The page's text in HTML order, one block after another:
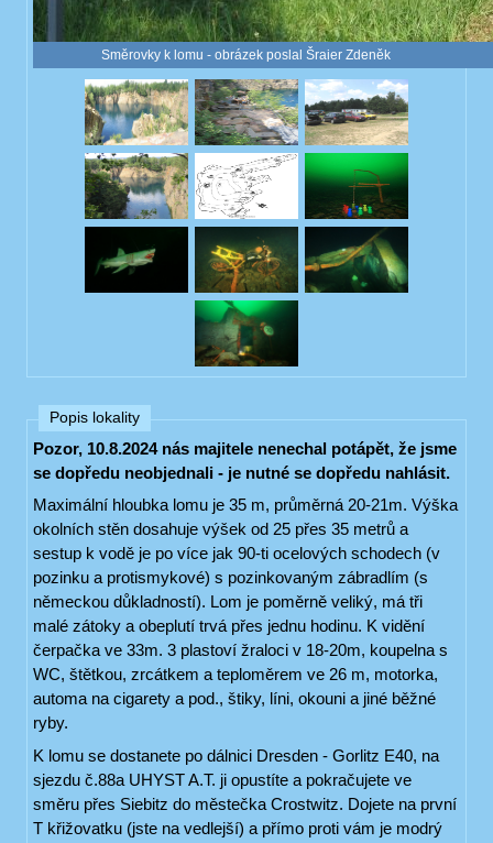
Směrovky k lomu - obrázek poslal Šraier Zdeněk
Popis lokality
Pozor, 10.8.2024 nás majitele nenechal potápět, že jsme
se dopředu neobjednali - je nutné se dopředu nahlásit.
Maximální hloubka lomu je 35 m, průměrná 20-21m. Výška
okolních stěn dosahuje výšek od 25 přes 35 metrů a
sestup k vodě je po více jak 90-ti ocelových schodech (v
pozinku a protismykové) s pozinkovaným zábradlím (s
německou důkladností). Lom je poměrně veliký, má tři
malé zátoky a obeplutí trvá přes jednu hodinu. K vidění
čerpačka ve 33m. 3 plastoví žraloci v 18-20m, koupelna s
WC, štětkou, zrcátkem a teploměrem ve 26 m, motorka,
automa na cigarety a pod., štiky, líni, okouni a jiné běžné
ryby.
K lomu se dostanete po dálnici Dresden - Gorlitz E40, na
sjezdu č.88a UHYST A.T. ji opustíte a pokračujete ve
směru přes Siebitz do městečka Crostwitz. Dojete na první
T křižovatku (jste na vedlejší) a přímo proti vám je modrý